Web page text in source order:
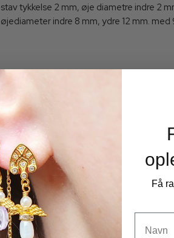
stav tykkelse 2 mm, øje diametre indre 2
øjediameter indre 8 mm, ydre 12 mm.
Bidsellås, stor, forgyldt messing, ringmål
3041fg-18x14mm
Få